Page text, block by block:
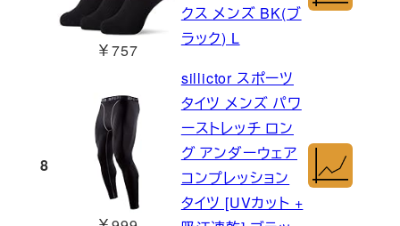
￥757
クス メンズ BK(ブ
ラック) L
8
sillictor スポーツ
タイツ メンズ パワ
ーストレッチ ロン
グ アンダーウェア
コンプレッション
タイツ [UVカット +